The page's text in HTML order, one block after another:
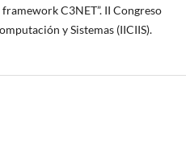
C3NET”. II Congreso
y Sistemas (IICIIS).